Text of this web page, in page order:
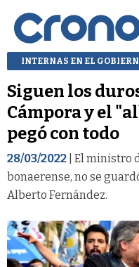
INTERNAS EN EL
Siguen los
Cámpora y el
pegó con todo
28/03/2022 | El ministro
bonaerense, no se
Alberto Fernández.